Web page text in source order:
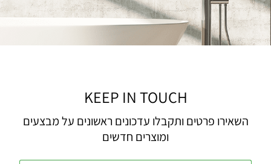
KEEP IN TOUCH
השאירו פרטים ותקבלו עדכונים ראשונים על מבצעים
ומוצרים חדשים